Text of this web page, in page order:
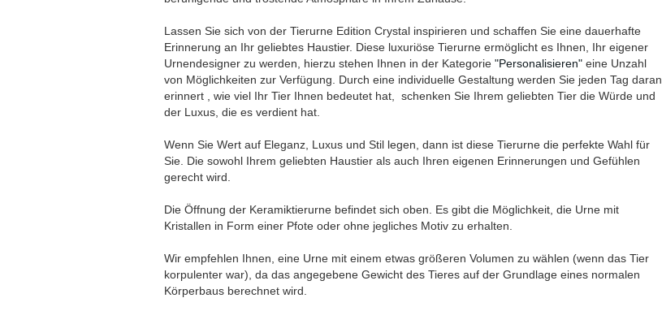
Lassen Sie sich von der Tierurne Edition Crystal inspirieren und schaffen Sie eine dauerhafte
Erinnerung an Ihr geliebtes Haustier. Diese luxuriöse Tierurne ermöglicht es Ihnen, Ihr eigener
Urnendesigner zu werden, hierzu stehen Ihnen in der Kategorie "Personalisieren" eine Unzahl
von Möglichkeiten zur Verfügung. Durch eine individuelle Gestaltung werden Sie jeden Tag daran
erinnert , wie viel Ihr Tier Ihnen bedeutet hat, schenken Sie Ihrem geliebten Tier die Würde und
der Luxus, die es verdient hat.
Wenn Sie Wert auf Eleganz, Luxus und Stil legen, dann ist diese Tierurne die perfekte Wahl für
Sie. Die sowohl Ihrem geliebten Haustier als auch Ihren eigenen Erinnerungen und Gefühlen
gerecht wird.
Die Öffnung der Keramiktierurne befindet sich oben. Es gibt die Möglichkeit, die Urne mit
Kristallen in Form einer Pfote oder ohne jegliches Motiv zu erhalten.
Wir empfehlen Ihnen, eine Urne mit einem etwas größeren Volumen zu wählen (wenn das Tier
korpulenter war), da das angegebene Gewicht des Tieres auf der Grundlage eines normalen
Körperbaus berechnet wird.